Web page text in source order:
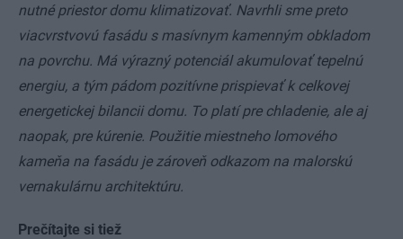
nutné priestor domu klimatizovať. Navrhli sme preto
viacvrstvovú fasádu s masívnym kamenným obkladom
na povrchu. Má výrazný potenciál akumulovať tepelnú
energiu, a tým pádom pozitívne prispievať k celkovej
energetickej bilancii domu. To platí pre chladenie, ale aj
naopak, pre kúrenie. Použitie miestneho lomového
kameňa na fasádu je zároveň odkazom na malorskú
vernakulárnu architektúru.
Prečítajte si tiež